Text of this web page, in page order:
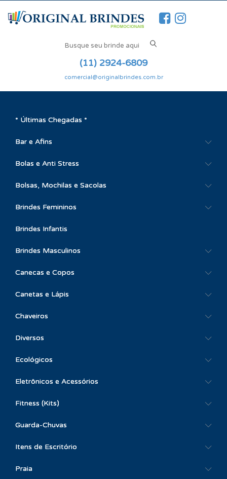
(11) 2924-6809
comercial@originalbrindes.com.br
* Últimas Chegadas *
Bar e Afins
Bolas e Anti Stress
Bolsas, Mochilas e Sacolas
Brindes Femininos
Brindes Infantis
Brindes Masculinos
Canecas e Copos
Canetas e Lápis
Chaveiros
Diversos
Ecológicos
Eletrônicos e Acessórios
Fitness (Kits)
Guarda-Chuvas
Itens de Escritório
Praia